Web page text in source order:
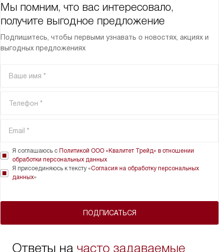
Мы помним, что вас интересовало,
получите выгодное предложение
Подпишитесь, чтобы первыми узнавать о новостях, акциях и
выгодных предложениях
ПОДПИСАТЬСЯ
Я соглашаюсь с Политикой ООО «Квалитет Трейд» в отношении
обработки персональных данных
Я присоединяюсь к тексту «Согласия на обработку персональных
данных»
Ответы на часто задаваемые